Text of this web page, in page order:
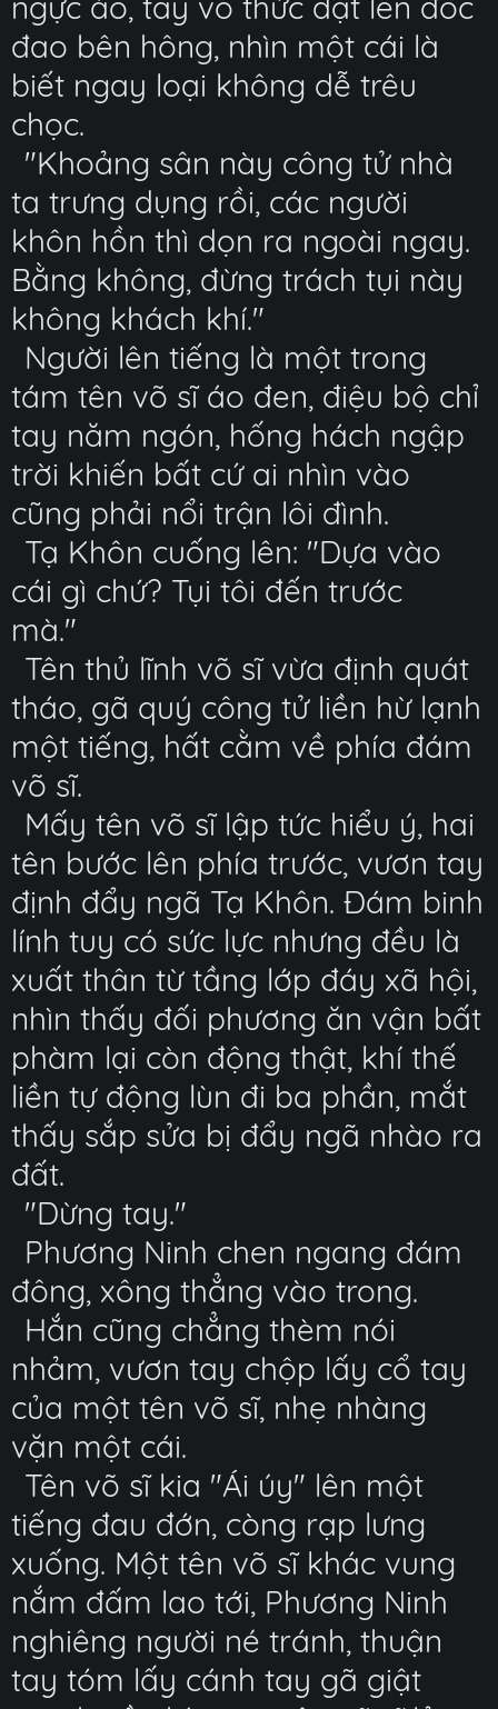
đao bên hông, nhìn một cái là
biết ngay loại không dễ trêu
chọc.
"Khoảng sân này công tử nhà
ta trưng dụng rồi, các người
khôn hồn thì dọn ra ngoài ngay.
Bằng không, đừng trách tụi này
không khách khí."
Người lên tiếng là một trong
tám tên võ sĩ áo đen, điệu bộ chỉ
tay năm ngón, hống hách ngập
trời khiến bất cứ ai nhìn vào
cũng phải nổi trận lôi đình.
Tạ Khôn cuống lên: "Dựa vào
cái gì chứ? Tụi tôi đến trước
mà."
Tên thủ lĩnh võ sĩ vừa định quát
tháo, gã quý công tử liền hừ lạnh
một tiếng, hất cằm về phía đám
võ sĩ.
Mấy tên võ sĩ lập tức hiểu ý, hai
tên bước lên phía trước, vươn tay
định đẩy ngã Tạ Khôn. Đám binh
lính tuy có sức lực nhưng đều là
xuất thân từ tầng lớp đáy xã hội,
nhìn thấy đối phương ăn vận bất
phàm lại còn động thật, khí thế
liền tự động lùn đi ba phần, mắt
thấy sắp sửa bị đẩy ngã nhào ra
đất.
"Dừng tay."
Phương Ninh chen ngang đám
đông, xông thẳng vào trong.
Hắn cũng chẳng thèm nói
nhảm, vươn tay chộp lấy cổ tay
của một tên võ sĩ, nhẹ nhàng
vặn một cái.
Tên võ sĩ kia "Ái úy" lên một
tiếng đau đớn, còng rạp lưng
xuống. Một tên võ sĩ khác vung
nắm đấm lao tới, Phương Ninh
nghiêng người né tránh, thuận
tay tóm lấy cánh tay gã giật